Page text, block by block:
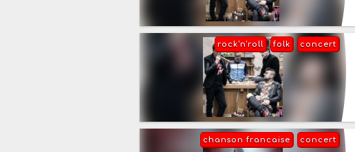
concert
folk
rock'n'roll
concert
chanson francaise